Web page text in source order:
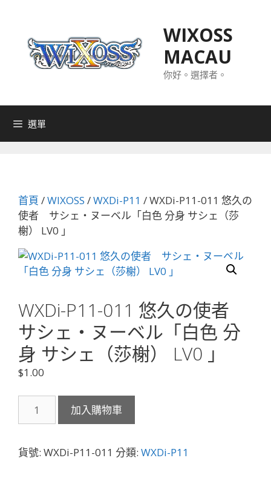
WIXOSS
MACAU
你好。選擇者。
選單
首頁 /WIXOSS /WXDi-P11 / WXDi-P11-011 悠久の
使者 サシェ・ヌーベル「白色 分身 サシェ（莎
榭） LV0 」
WXDi-P11-011 悠久の使者
サシェ・ヌーベル「白色 分
身 サシェ（莎榭） LV0 」
$1.00
P11-
悠
加入購物車
貨號: WXDi-P11-011 分類: WXDi-P11